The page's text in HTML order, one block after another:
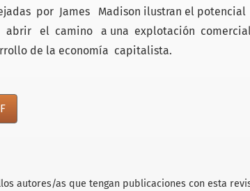
por James Madison ilustran el
abrir el camino a una explotación
de la economía capitalista.
autores/as que tengan publicaciones con esta